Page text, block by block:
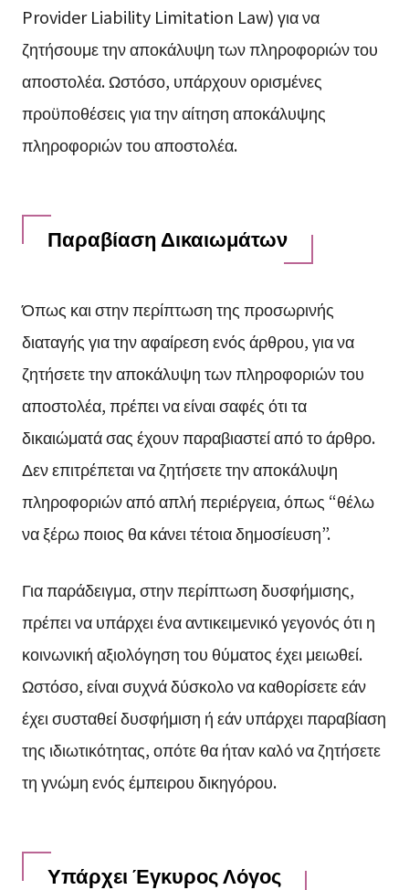
Provider Liability Limitation Law) για να
ζητήσουμε την αποκάλυψη των πληροφοριών του
αποστολέα. Ωστόσο, υπάρχουν ορισμένες
προϋποθέσεις για την αίτηση αποκάλυψης
πληροφοριών του αποστολέα.
Παραβίαση Δικαιωμάτων
Όπως και στην περίπτωση της προσωρινής
διαταγής για την αφαίρεση ενός άρθρου, για να
ζητήσετε την αποκάλυψη των πληροφοριών του
αποστολέα, πρέπει να είναι σαφές ότι τα
δικαιώματά σας έχουν παραβιαστεί από το άρθρο.
Δεν επιτρέπεται να ζητήσετε την αποκάλυψη
πληροφοριών από απλή περιέργεια, όπως “θέλω
να ξέρω ποιος θα κάνει τέτοια δημοσίευση”.
Για παράδειγμα, στην περίπτωση δυσφήμισης,
πρέπει να υπάρχει ένα αντικειμενικό γεγονός ότι η
κοινωνική αξιολόγηση του θύματος έχει μειωθεί.
Ωστόσο, είναι συχνά δύσκολο να καθορίσετε εάν
έχει συσταθεί δυσφήμιση ή εάν υπάρχει παραβίαση
της ιδιωτικότητας, οπότε θα ήταν καλό να ζητήσετε
τη γνώμη ενός έμπειρου δικηγόρου.
Υπάρχει Έγκυρος Λόγος